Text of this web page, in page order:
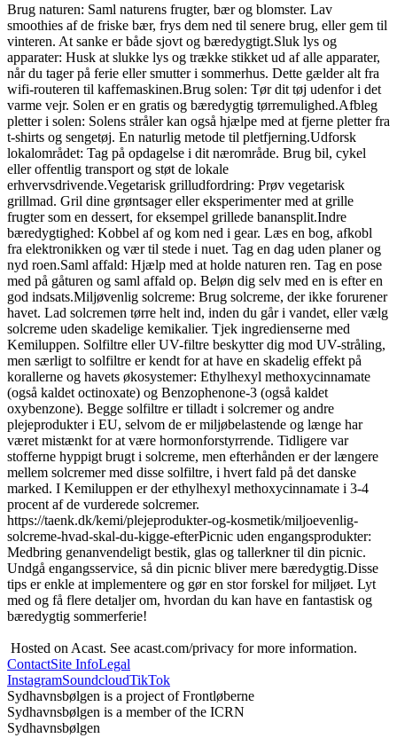
Brug naturen: Saml naturens frugter, bær og blomster. Lav
smoothies af de friske bær, frys dem ned til senere brug, eller gem til
vinteren. At sanke er både sjovt og bæredygtigt.Sluk lys og
apparater: Husk at slukke lys og trække stikket ud af alle apparater,
når du tager på ferie eller smutter i sommerhus. Dette gælder alt fra
wifi-routeren til kaffemaskinen.Brug solen: Tør dit tøj udenfor i det
varme vejr. Solen er en gratis og bæredygtig tørremulighed.Afbleg
pletter i solen: Solens stråler kan også hjælpe med at fjerne pletter fra
t-shirts og sengetøj. En naturlig metode til pletfjerning.Udforsk
lokalområdet: Tag på opdagelse i dit nærområde. Brug bil, cykel
eller offentlig transport og støt de lokale
erhvervsdrivende.Vegetarisk grilludfordring: Prøv vegetarisk
grillmad. Gril dine grøntsager eller eksperimenter med at grille
frugter som en dessert, for eksempel grillede banansplit.Indre
bæredygtighed: Kobbel af og kom ned i gear. Læs en bog, afkobl
fra elektronikken og vær til stede i nuet. Tag en dag uden planer og
nyd roen.Saml affald: Hjælp med at holde naturen ren. Tag en pose
med på gåturen og saml affald op. Beløn dig selv med en is efter en
god indsats.Miljøvenlig solcreme: Brug solcreme, der ikke forurener
havet. Lad solcremen tørre helt ind, inden du går i vandet, eller vælg
solcreme uden skadelige kemikalier. Tjek ingredienserne med
Kemiluppen. Solfiltre eller UV-filtre beskytter dig mod UV-stråling,
men særligt to solfiltre er kendt for at have en skadelig effekt på
korallerne og havets økosystemer: Ethylhexyl methoxycinnamate
(også kaldet octinoxate) og Benzophenone-3 (også kaldet
oxybenzone). Begge solfiltre er tilladt i solcremer og andre
plejeprodukter i EU, selvom de er miljøbelastende og længe har
været mistænkt for at være hormonforstyrrende. Tidligere var
stofferne hyppigt brugt i solcreme, men efterhånden er der længere
mellem solcremer med disse solfiltre, i hvert fald på det danske
marked. I Kemiluppen er der ethylhexyl methoxycinnamate i 3-4
procent af de vurderede solcremer.
https://taenk.dk/kemi/plejeprodukter-og-kosmetik/miljoevenlig-
solcreme-hvad-skal-du-kigge-efterPicnic uden engangsprodukter:
Medbring genanvendeligt bestik, glas og tallerkner til din picnic.
Undgå engangsservice, så din picnic bliver mere bæredygtig.Disse
tips er enkle at implementere og gør en stor forskel for miljøet. Lyt
med og få flere detaljer om, hvordan du kan have en fantastisk og
bæredygtig sommerferie!
Hosted on Acast. See acast.com/privacy for more information.
ContactSite InfoLegal
InstagramSoundcloudTikTok
Sydhavnsbølgen is a project of Frontløberne
Sydhavnsbølgen is a member of the ICRN
Sydhavnsbølgen